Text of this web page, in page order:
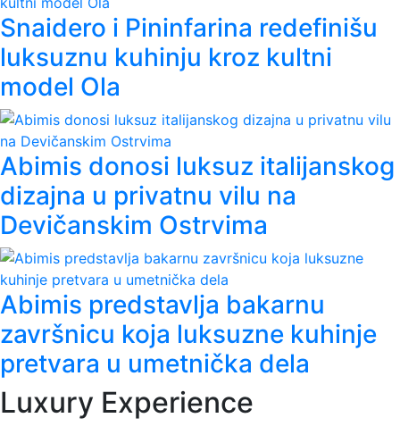
Snaidero i Pininfarina redefinišu
luksuznu kuhinju kroz kultni
model Ola
Abimis donosi luksuz italijanskog
dizajna u privatnu vilu na
Devičanskim Ostrvima
Abimis predstavlja bakarnu
završnicu koja luksuzne kuhinje
pretvara u umetnička dela
Luxury Experience